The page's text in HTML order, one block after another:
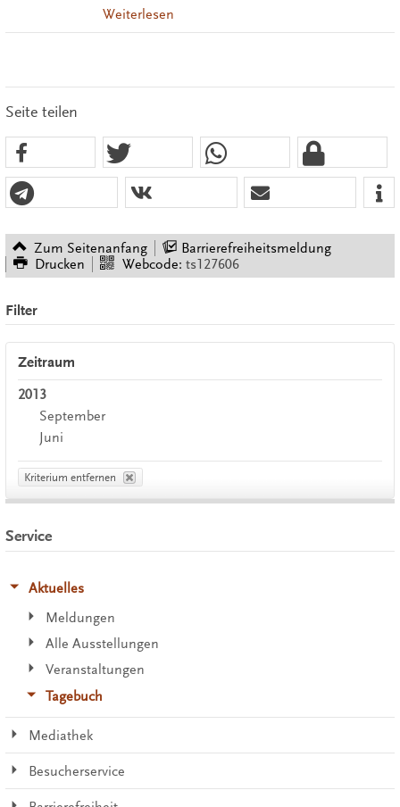
Weiterlesen
Seite teilen
Zum Seitenanfang
Barrierefreiheitsmeldung
Drucken
Webcode: ts127606
Filter
Zeitraum
2013
September
Juni
Kriterium entfernen
Service
Aktuelles
Meldungen
Alle Ausstellungen
Veranstaltungen
Tagebuch
Mediathek
Besucherservice